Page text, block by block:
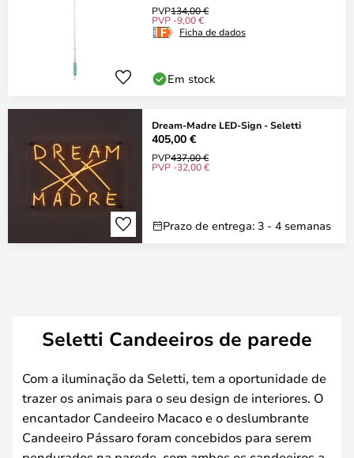
PVP134,00 €
PVP -9,00 €
Ficha de dados
Em stock
Dream-Madre LED-Sign - Seletti
405,00 €
PVP437,00 €
PVP -32,00 €
Prazo de entrega: 3 - 4 semanas
Seletti Candeeiros de parede
Com a iluminação da Seletti, tem a oportunidade de
trazer os animais para o seu design de interiores. O
encantador Candeeiro Macaco e o deslumbrante
Candeeiro Pássaro foram concebidos para serem